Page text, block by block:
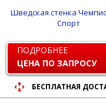
Шведская стенка
Спорт
ПОДРОБНЕЕ
ЦЕНА ПО ЗАПРОСУ
БЕСПЛАТНАЯ